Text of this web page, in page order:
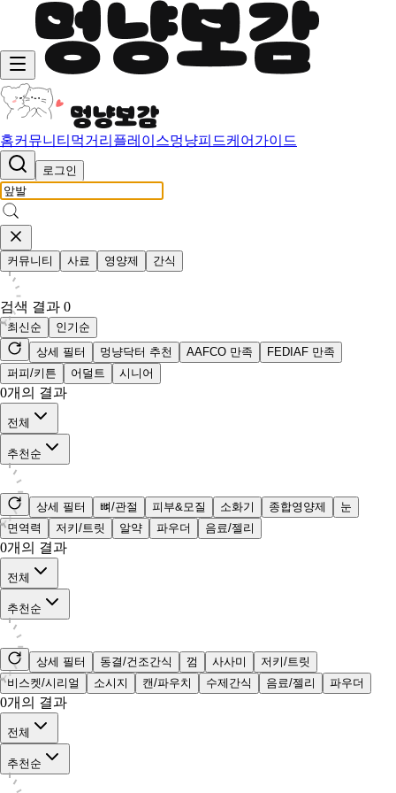
홈커뮤니티 먹거리 플레이스멍냥피드케어가이드
로그인
커뮤니티 사료 영양제 간식
검색 결과 0
최신순
인기순
상세 필터
멍냥닥터 추천 AAFCO 만족
FEDIAF 만족
퍼피/키튼
어덜트 시니어
0개의 결과
전체
추천순
상세 필터 뼈/관절 피부&모질 소화기 종합영양제
눈
면역력
저키/트릿 알약 파우더 음료/젤리
0개의 결과
전체
추천순
상세 필터 동결/건조간식 껌 사사미
저키/트릿
비스켓/시리얼
소시지 캔/파우치 수제간식 음료/젤리 파우더
0개의 결과
전체
추천순